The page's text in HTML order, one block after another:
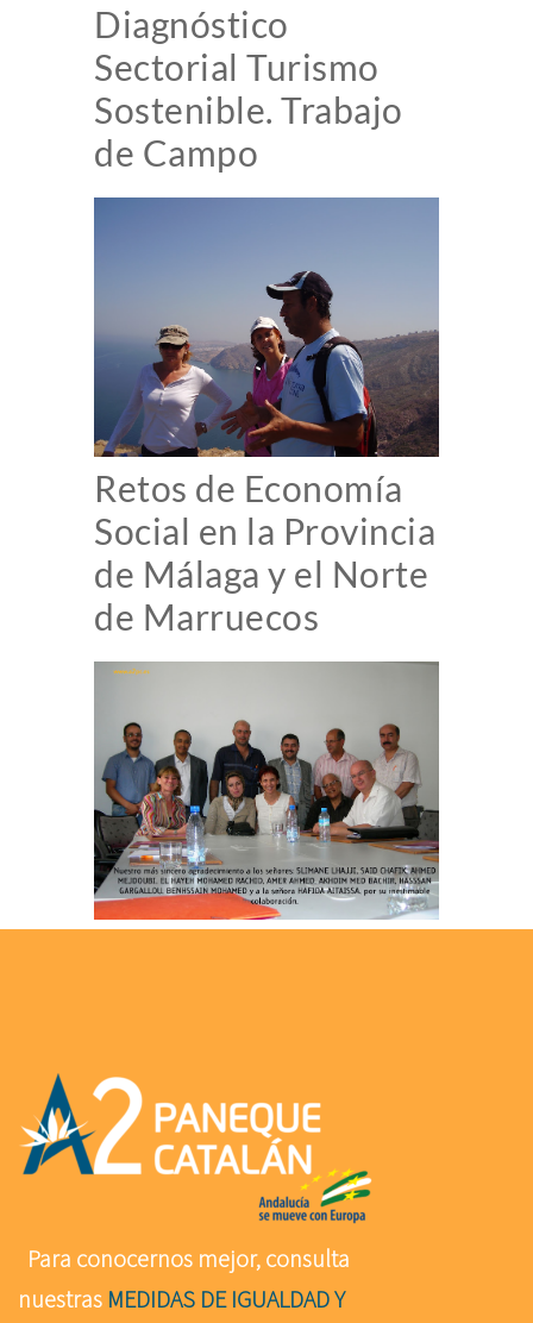
Diagnóstico
Sectorial Turismo
Sostenible. Trabajo
de Campo
Retos de Economía
Social en la Provincia
de Málaga y el Norte
de Marruecos
Para conocernos mejor, consulta
nuestras MEDIDAS DE IGUALDAD Y